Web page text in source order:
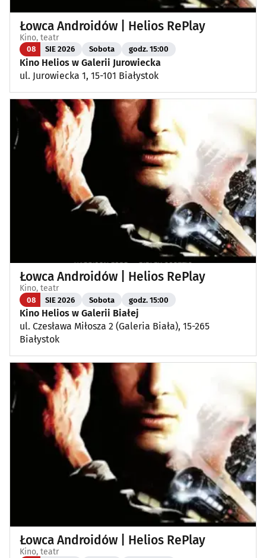
Łowca Androidów | Helios RePlay
Kino, teatr
08 SIE 2026 Sobota godz. 15:00
Kino Helios w Galerii Jurowiecka
ul. Jurowiecka 1, 15-101 Białystok
Łowca Androidów | Helios RePlay
Kino, teatr
08 SIE 2026 Sobota godz. 15:00
Kino Helios w Galerii Białej
ul. Czesława Miłosza 2 (Galeria Biała), 15-265
Białystok
Łowca Androidów | Helios RePlay
Kino, teatr